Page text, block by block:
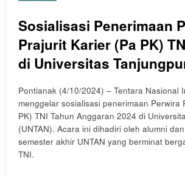
Sosialisasi Penerimaan
Prajurit Karier (Pa PK)
di Universitas
Pontianak (4/10/2024) – Tentara Nasional
menggelar sosialisasi penerimaan Perwira
PK) TNI Tahun Anggaran 2024 di
(UNTAN). Acara ini dihadiri oleh alumni
semester akhir UNTAN yang berminat
TNI.